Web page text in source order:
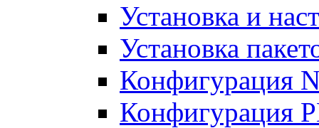
Установка и
Установка
Конфигурация
Конфигурация